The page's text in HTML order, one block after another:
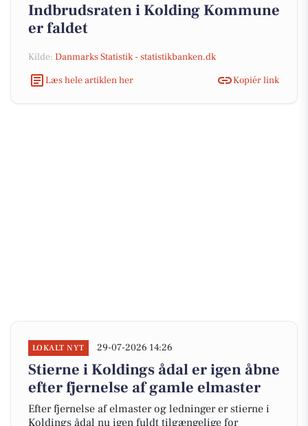
Indbrudsraten i Kolding Kommune
er faldet
Kilde: Danmarks Statistik - statistikbanken.dk
Læs hele artiklen her
Kopiér link
LOKALT NYT 29-07-2026 14:26
Stierne i Koldings ådal er igen åbne
efter fjernelse af gamle elmaster
Efter fjernelse af elmaster og ledninger er stierne i
Koldings ådal nu igen fuldt tilgængelige for